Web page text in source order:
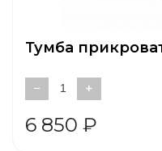
Тумба
− +
6 850 ₽